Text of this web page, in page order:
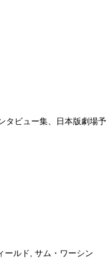
タビュー集、日本版劇場予
ールド, サム・ワーシン